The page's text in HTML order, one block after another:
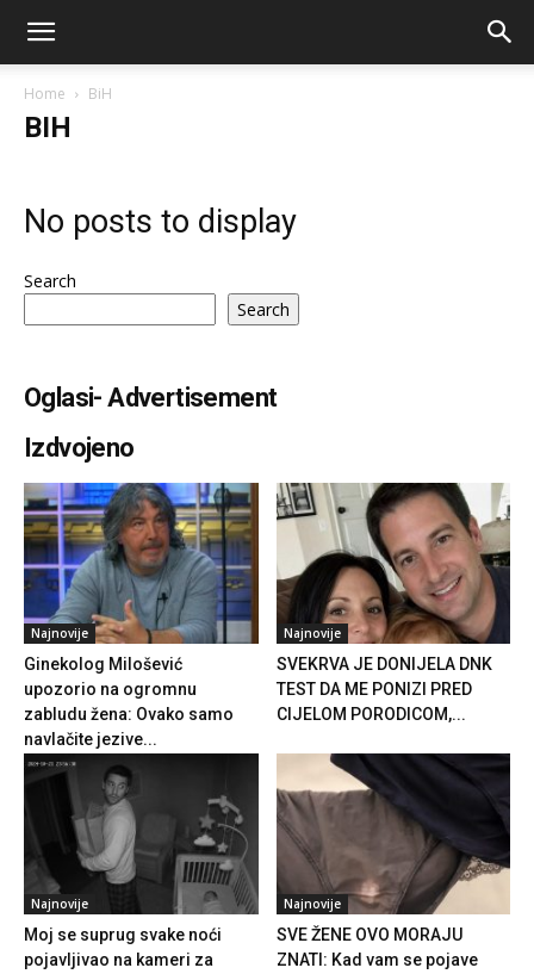
Home BiH
BIH
No posts to display
Search
Search
Oglasi- Advertisement
Izdvojeno
Najnovije
Ginekolog Milošević
upozorio na ogromnu
zabludu žena: Ovako samo
navlačite jezive...
Najnovije
SVEKRVA JE DONIJELA DNK
TEST DA ME PONIZI PRED
CIJELOM PORODICOM,...
Najnovije
Moj se suprug svake noći
pojavljivao na kameri za
Najnovije
SVE ŽENE OVO MORAJU
ZNATI: Kad vam se pojave